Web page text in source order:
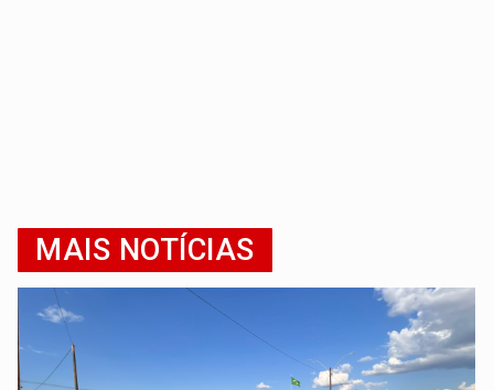
MAIS NOTÍCIAS